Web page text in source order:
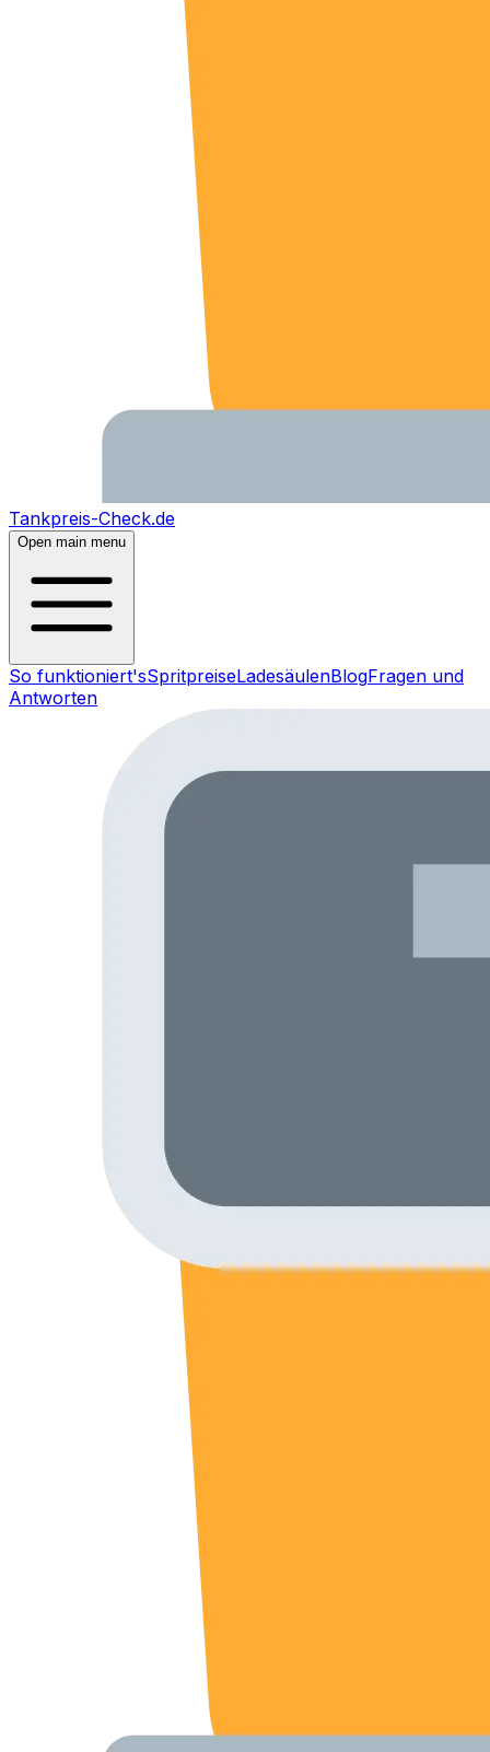
Tankpreis-Check.de
Open main menu
So funktioniert'sSpritpreiseLadesäulenBlogFragen und
Antworten